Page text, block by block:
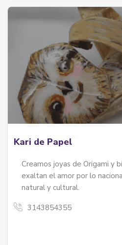
Kari de Papel
Creamos joyas de Origami y
exaltan el amor por lo
natural y cultural.
3143854355